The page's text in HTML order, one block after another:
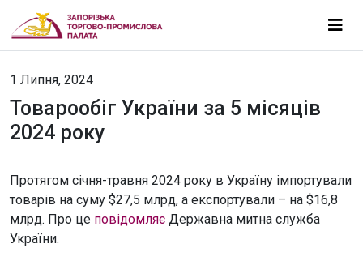
1 Липня, 2024
Товарообіг України за 5 місяців
2024 року
Протягом січня-травня 2024 року в Україну імпортували
товарів на суму $27,5 млрд, а експортували – на $16,8
млрд. Про це повідомляє Державна митна служба
України.